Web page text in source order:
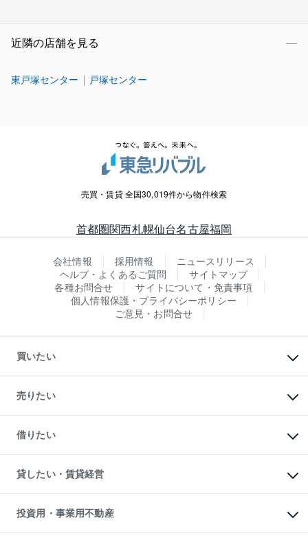
近隣の店舗を見る
東戸塚センター 戸塚センター
売買・賃貸 全国30,019件から物件検索
首都圏関西札幌仙台名古屋福岡
会社情報 採用情報
ニュースリリース
ヘルプ・よくあるご質問
サイトマップ
各種お問合せ
サイトについて・免責事項
個人情報保護・プライバシーポリシー
ご意見・お問合せ
買いたい
新築・分譲マンションの購入
中古マンションの購入
一戸建ての購入
中古一戸建ての購入
不動産購入の流れ
注目キーワード物件特集
購入ガイド
English 繁体中文簡体中文
売りたい
一戸建ての売却・査定
土地の売却・査定
スピードAI査定
不動産査定について
不動産売却の流れ
不動産買換えの流れ
売却ガイド
借りたい
オフィス・店舗の賃貸
借りるときの流れ
借りるガイド
貸したい・賃貸経営
マンション賃料データ
賃貸管理プラン
リロケーションについて
投資用・事業用不動産